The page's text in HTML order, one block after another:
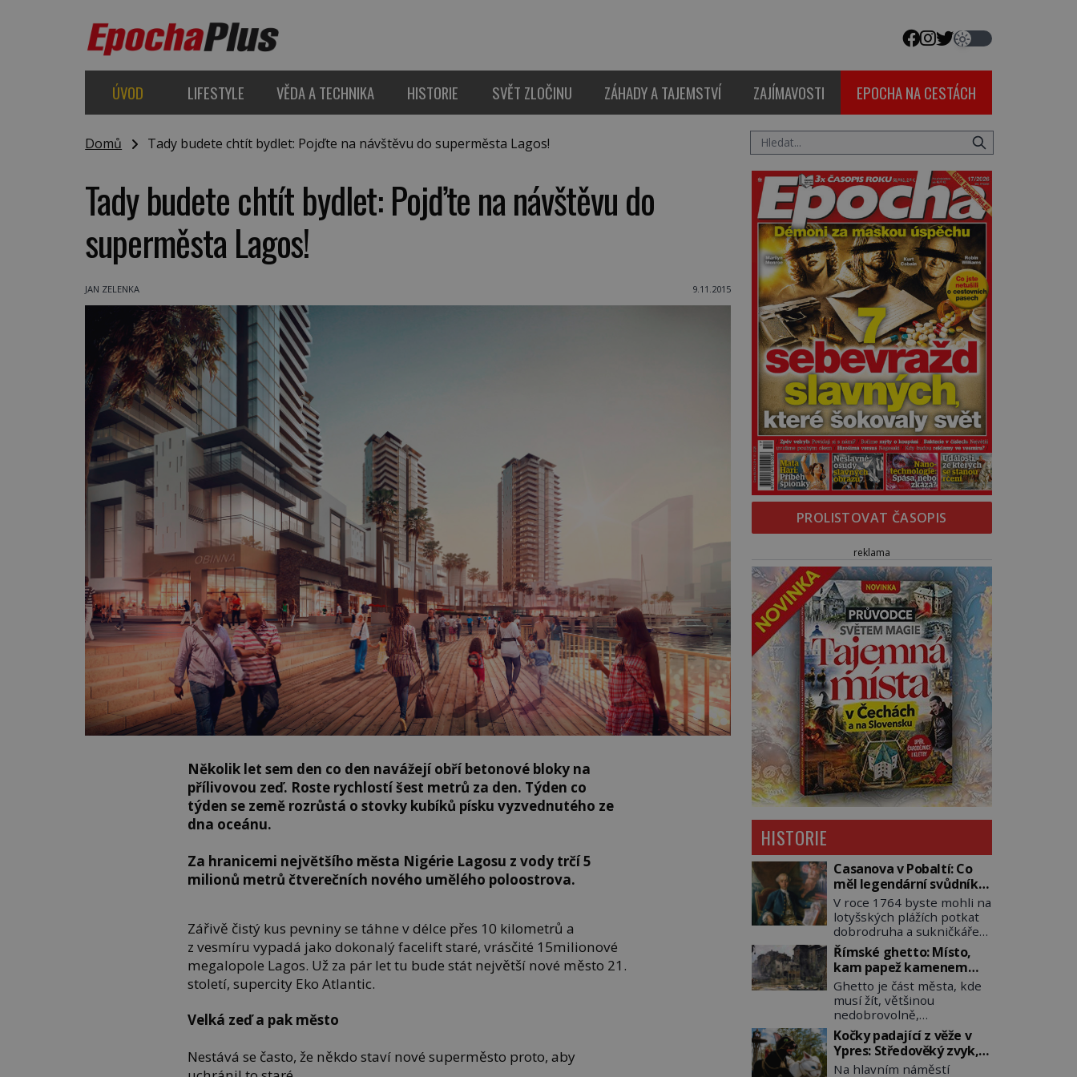
ÚVOD LIFESTYLE VĚDA A TECHNIKA HISTORIE SVĚT ZLOČINU ZÁHADY A TAJEMSTVÍ ZAJÍMAVOSTI EPOCHA NA CESTÁCH
Domů Tady budete chtít bydlet: Pojďte na návštěvu do superměsta Lagos!
Tady budete chtít bydlet: Pojďte na návštěvu do
superměsta Lagos!
JAN ZELENKA 9.11.2015
Několik let sem den co den navážejí obří betonové bloky na
přílivovou zeď. Roste rychlostí šest metrů za den. Týden co
týden se země rozrůstá o stovky kubíků písku vyzvednutého ze
dna oceánu.
Za hranicemi největšího města Nigérie Lagosu z vody trčí 5
milionů metrů čtverečních nového umělého poloostrova.
Zářivě čistý kus pevniny se táhne v délce přes 10 kilometrů a
z vesmíru vypadá jako dokonalý facelift staré, vrásčité 15milionové
megalopole Lagos. Už za pár let tu bude stát největší nové město 21.
století, supercity Eko Atlantic.
Velká zeď a pak město
Nestává se často, že někdo staví nové superměsto proto, aby
PROLISTOVAT ČASOPIS
reklama
HISTORIE
Casanova v Pobaltí: Co
měl legendární svůdník
společného se
svobodnými zednáři?
V roce 1764 byste mohli na
lotyšských plážích potkat
dobrodruha a sukničkáře
Giacoma Casanovu. Jeho
cesta k Baltskému moři
však nebyla turistickým
výletem, ale ryze pracovní
cestou se zištnými úmysly.
Jaký cíl Casanova sledoval,
když se například
procházel uličkami
lotyšské Rigy? Casanova
Římské ghetto: Místo,
kam papež kamenem
dohodil
Ghetto je část města, kde
musí žít, většinou
nedobrovolně,
náboženská, rasová nebo
národnostní menšina
obyvatel. Bohaté
historické zkušenosti mají
Kočky padající z věže v
Ypres: Středověký zvyk,
který dodnes budí
Na hlavním náměstí